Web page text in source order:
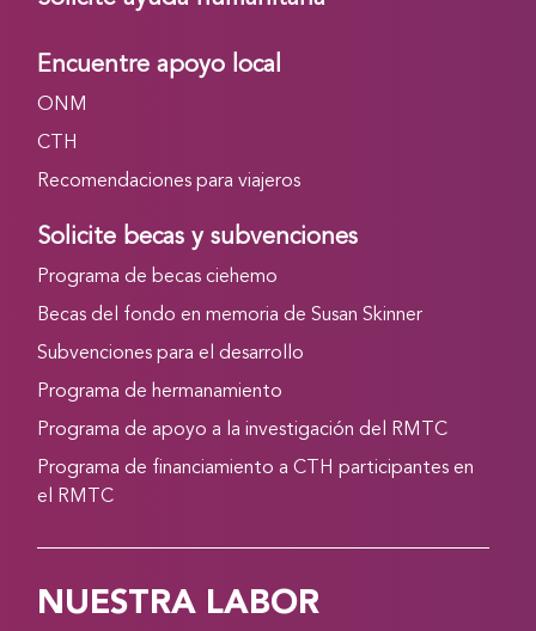
Encuentre apoyo local
ONM
CTH
Recomendaciones para viajeros
Solicite becas y subvenciones
Programa de becas ciehemo
Becas del fondo en memoria de Susan Skinner
Subvenciones para el desarrollo
Programa de hermanamiento
Programa de apoyo a la investigación del RMTC
Programa de financiamiento a CTH participantes en
el RMTC
NUESTRA LABOR